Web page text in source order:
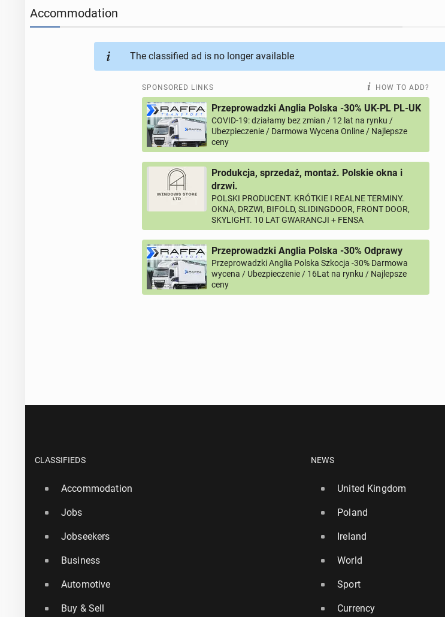
Accommodation
The classified ad is no longer available
SPONSORED LINKS HOW TO ADD?
Przeprowadzki Anglia Polska -30% UK-PL PL-UK
COVID-19: działamy bez zmian / 12 lat na rynku /
Ubezpieczenie / Darmowa Wycena Online / Najlepsze
ceny
Produkcja, sprzedaż, montaż. Polskie okna i
drzwi.
POLSKI PRODUCENT. KRÓTKIE I REALNE TERMINY.
OKNA, DRZWI, BIFOLD, SLIDINGDOOR, FRONT DOOR,
SKYLIGHT. 10 LAT GWARANCJI + FENSA
Przeprowadzki Anglia Polska -30% Odprawy
Przeprowadzki Anglia Polska Szkocja -30% Darmowa
wycena / Ubezpieczenie / 16Lat na rynku / Najlepsze
ceny
CLASSIFIEDS
Accommodation
Jobs
Jobseekers
Business
Automotive
Buy & Sell
NEWS
United Kingdom
Poland
Ireland
World
Sport
Currency